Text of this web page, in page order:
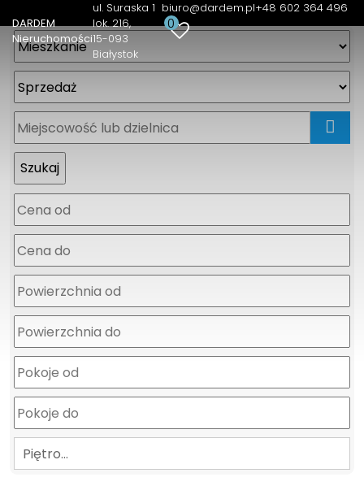
DARDEM
Nieruchomości
ul. Suraska 1
lok. 216
15-093
Białystok
biuro@dardem.pl+48 602 364 496
0
Piętro…